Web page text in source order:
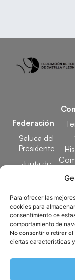
Para ofrecer las
cookies para
consentimiento de
comportamiento de
No consentir o retirar
ciertas características
Federación
Saluda del
Presidente
Junta de
Elecciones
Clubes
Federados
Copyright ©